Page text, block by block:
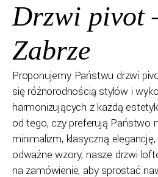
Drzwi pivot
Zabrze
Proponujemy Państwu drzwi
się różnorodnością stylów i
harmonizujących z każdą
od tego, czy preferują Państwo
minimalizm, klasyczną
odważne wzory, nasze drzwi
na zamówienie, aby sprostać